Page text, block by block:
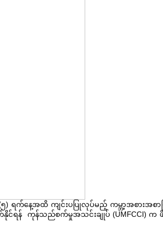
) ရက်နေ့အထိ ကျင်းပပြုလုပ်မည့် ကမ္ဘာ့အစားအစာ
ောက်နိုင်ရန် ကုန်သည်စက်မှုအသင်းချုပ် (UMFCCI) က